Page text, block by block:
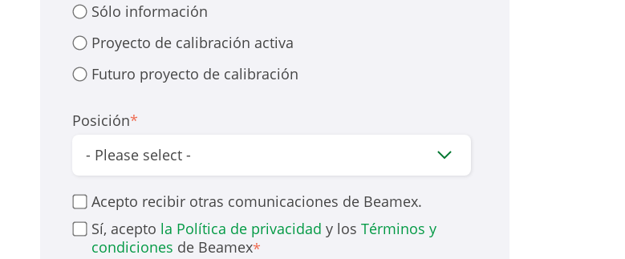
Sólo información
Proyecto de calibración activa
Futuro proyecto de calibración
Posición*
Acepto recibir otras comunicaciones de Beamex.
Sí, acepto la Política de privacidad y los Términos y
condiciones de Beamex*